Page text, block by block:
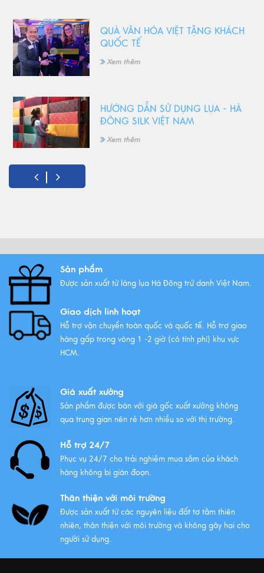
QUÀ VĂN HÓA VIỆT TẶNG KHÁCH
QUỐC TẾ
Xem thêm
HƯỚNG DẪN SỬ DỤNG LỤA - HÀ
ĐÔNG SILK VIỆT NAM
Xem thêm
Đông trứ danh
Xem thêm
Sản phẩm
Được sản xuất từ làng lụa Hà Đông trứ danh Việt Nam.
Giao dịch linh hoạt
Hỗ trợ vận chuyển toàn quốc và quốc tế. Hỗ trợ giao
hàng gấp trong vòng 1 -2 giờ (có tính phí) khu vực
HCM.
Giá xuất xưởng
Sản phẩm được bán với giá gốc xuất xưởng không
qua trung gian nên rẻ hơn nhiều so với thị trường.
Hỗ trợ 24/7
Phục vụ 24/7 cho trải nghiệm mua sắm của khách
hàng không bị gián đoạn.
Thân thiện với môi trường
Được sản xuất từ các nguyên liệu đất tơ tằm thiên
nhiên, thân thiện với môi trường và không gây hại cho
người sử dụng.